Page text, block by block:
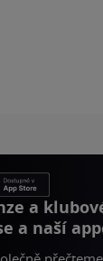
a
a naší